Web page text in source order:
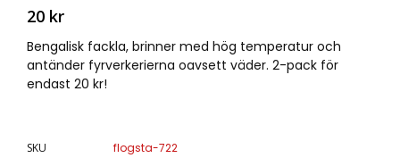
20 kr
Bengalisk fackla, brinner med hög temperatur och
antänder fyrverkerierna oavsett väder. 2-pack för
endast 20 kr!
SKU
flogsta-722